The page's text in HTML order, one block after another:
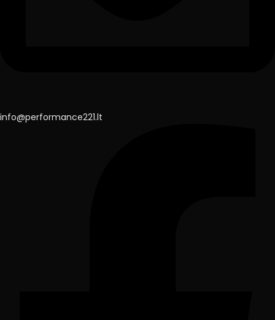
info@performance221.lt